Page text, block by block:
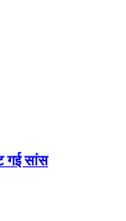
गई सांस